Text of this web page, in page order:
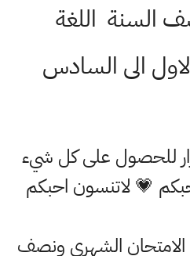
السنة اللغة
الى السادس
للحصول على كل شيء
💗 لاتنسون احبكم
الشهري ونصف